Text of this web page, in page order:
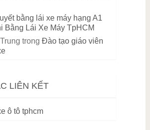
bằng lái xe máy hạng A1
Bằng Lái Xe Máy TpHCM
trong Đào tạo giáo viên
LIÊN KẾT
ô tô tphcm